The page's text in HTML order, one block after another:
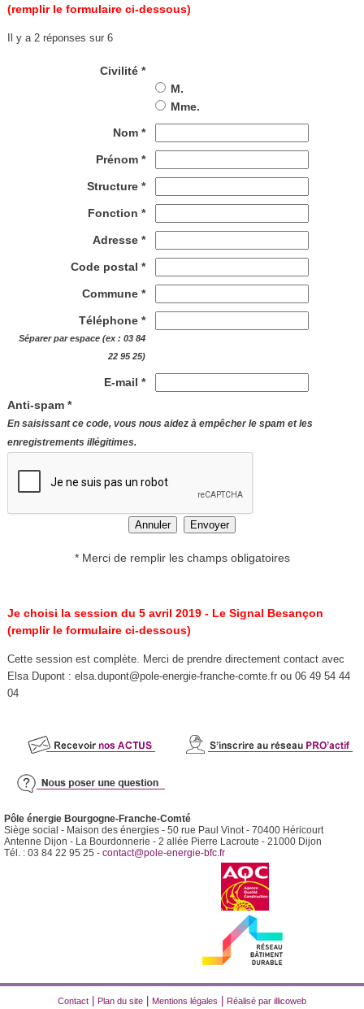
(remplir le formulaire ci-dessous)
Il y a 2 réponses sur 6
Civilité *
M.
Mme.
Nom *
Prénom *
Structure *
Fonction *
Adresse *
Code postal *
Commune *
Téléphone *
Séparer par espace (ex : 03 84
22 95 25)
E-mail *
Anti-spam *
En saisissant ce code, vous nous aidez à empêcher le spam et les
enregistrements illégitimes.
* Merci de remplir les champs obligatoires
Je choisi la session du 5 avril 2019 - Le Signal Besançon
(remplir le formulaire ci-dessous)
Cette session est complète. Merci de prendre directement contact avec
Elsa Dupont : elsa.dupont@pole-energie-franche-comte.frou 06 49 54 44
04
Pôle énergie Bourgogne-Franche-Comté
Siège social - Maison des énergies - 50 rue Paul Vinot - 70400 Héricourt
Antenne Dijon - La Bourdonnerie - 2 allée Pierre Lacroute - 21000 Dijon
Tél. : 03 84 22 95 25 - contact@pole-energie-bfc.fr
Contact | Plan du site | Mentions légales | Réalisé par illicoweb